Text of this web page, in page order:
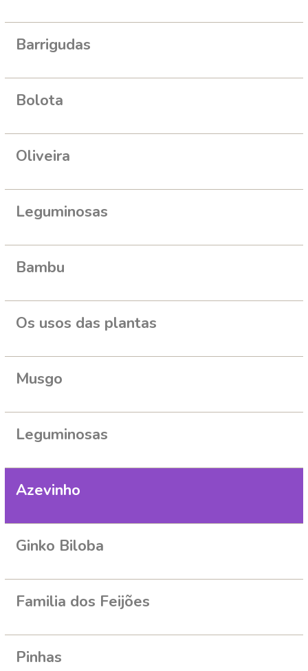
Barrigudas
Bolota
Oliveira
Leguminosas
Bambu
Os usos das plantas
Musgo
Leguminosas
Azevinho
Ginko Biloba
Familia dos Feijões
Pinhas